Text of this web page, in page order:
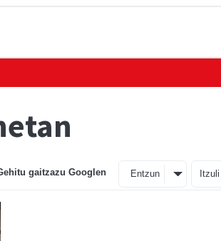
gaitzazu Googlen Entzun Itzuli